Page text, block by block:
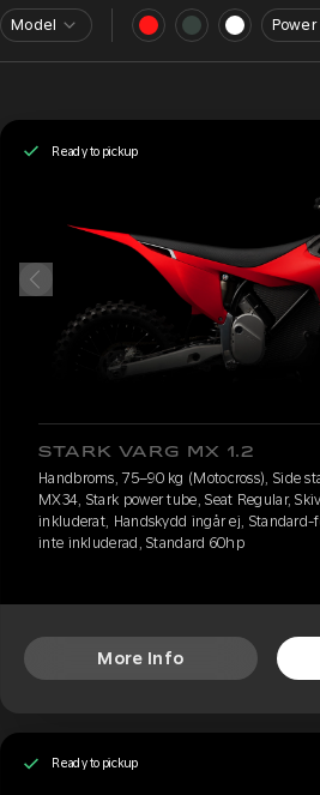
Model Power
Ready to pickup
STARK VARG MX 1.2
Handbroms, 75–90 kg (Motocross), Side
MX34, Stark power tube, Seat Regular,
inkluderat, Handskydd ingår ej,
inte inkluderad, Standard 60hp
More Info
Ready to pickup